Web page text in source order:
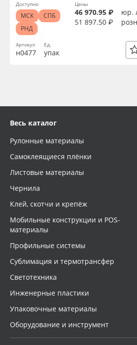
Артикул
н0477
Ед.
упак
Цены
46 970.95 ₽
юр.
51 897.50 ₽
Доступно
МСК
СПБ
РНД
Весь каталог
Рулонные материалы
Самоклеящиеся плёнки
Листовые материалы
Чернила
Клей, скотчи и крепёж
Мобильные конструкции и POS-
материалы
Профильные системы
Сублимация и термотрансфер
Светотехника
Инженерные пластики
Упаковочные материалы
Оборудование и инструмент